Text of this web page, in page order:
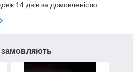
14 днів за домовленістю